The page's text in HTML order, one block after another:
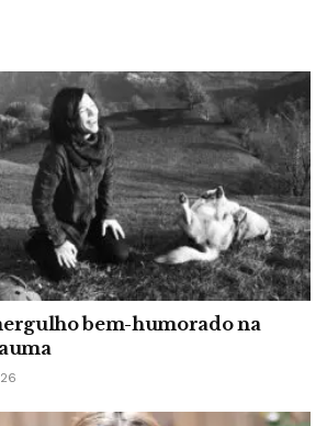
bem-humorado na